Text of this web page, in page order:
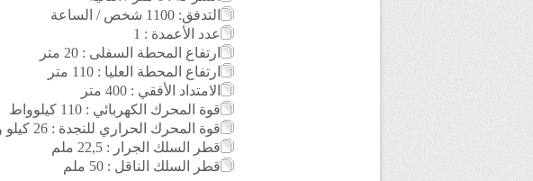
التدفق: 1100 شخص / الساعة
عدد الأعمدة : 1
ارتفاع المحطة السفلى : 20 متر
ارتفاع المحطة العليا : 110 متر
الامتداد الأفقي : 400 متر
قوة المحرك الكهربائي : 110 كيلوواط
قوة المحرك الحراري للنجدة : 26 كيلو واط
قطر السلك الجرار : 22,5 ملم
قطر السلك الناقل : 50 ملم